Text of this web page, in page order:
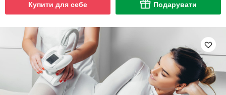
Купити для себе Подарувати